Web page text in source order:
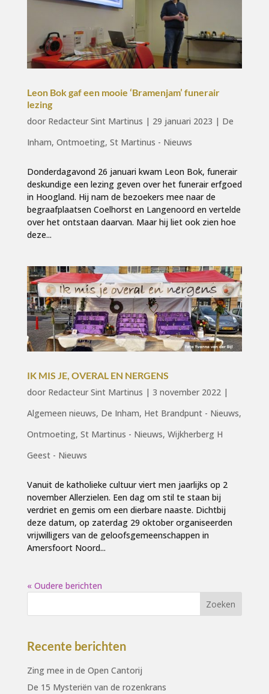
Leon Bok gaf een mooie ‘Bramenjam’ funerair
lezing
door Redacteur Sint Martinus | 29 januari 2023 | De
Inham, Ontmoeting, St Martinus - Nieuws
Donderdagavond 26 januari kwam Leon Bok, funerair
deskundige een lezing geven over het funerair erfgoed
in Hoogland. Hij nam de bezoekers mee naar de
begraafplaatsen Coelhorst en Langenoord en vertelde
over het ontstaan daarvan. Maar hij liet ook zien hoe
deze...
IK MIS JE, OVERAL EN NERGENS
door Redacteur Sint Martinus | 3 november 2022|
Algemeen nieuws, De Inham, Het Brandpunt - Nieuws,
Ontmoeting, St Martinus - Nieuws, Wijkherberg H
Geest - Nieuws
Vanuit de katholieke cultuur viert men jaarlijks op 2
november Allerzielen. Een dag om stil te staan bij
verdriet en gemis om een dierbare naaste. Dichtbij
deze datum, op zaterdag 29 oktober organiseerden
vrijwilligers van de geloofsgemeenschappen in
Amersfoort Noord...
« Oudere berichten
Recente berichten
Zing mee in de Open Cantorij
De 15 Mysteriën van de rozenkrans